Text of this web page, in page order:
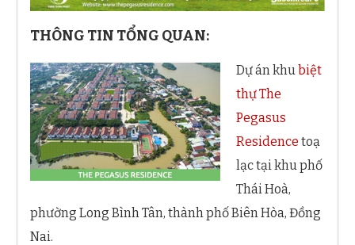
THÔNG TIN TỔNG QUAN:
Dự án khu biệt
thự The
Pegasus
Residence toạ
lạc tại khu phố
Thái Hoà,
phường Long Bình Tân, thành phố Biên Hòa, Đồng
Nai.